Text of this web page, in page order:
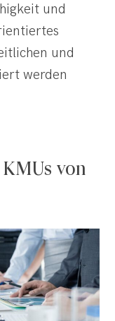
und
und
werden
von